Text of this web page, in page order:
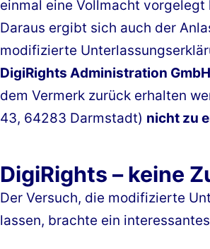
einmal eine Vollmacht vorgelegt
Daraus ergibt sich auch der
modifizierte
DigiRights Administration GmbH
dem Vermerk zurück erhalten
43, 64283 Darmstadt) nicht zu
DigiRights – keine
Der Versuch, die modifizierte
lassen, brachte ein